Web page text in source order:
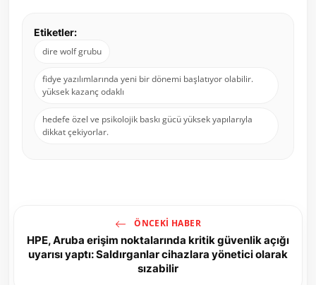
Etiketler:
dire wolf grubu
fidye yazılımlarında yeni bir dönemi başlatıyor olabilir.
yüksek kazanç odaklı
hedefe özel ve psikolojik baskı gücü yüksek yapılarıyla
dikkat çekiyorlar.
ÖNCEKI HABER
HPE, Aruba erişim noktalarında kritik güvenlik açığı
uyarısı yaptı: Saldırganlar cihazlara yönetici olarak
sızabilir